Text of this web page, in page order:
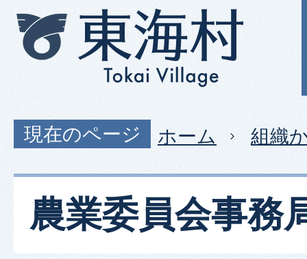
現在のページ ホーム 組織
農業委員会事務